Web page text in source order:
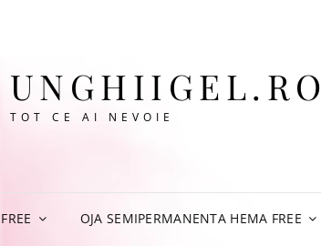
UNGHIIGEL.RO
TOT CE AI NEVOIE
OJA SEMIPERMANENTA HEMA FREE